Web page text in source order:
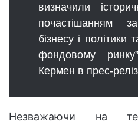
визначили
почастішанням
бізнесу і політики
фондовому
Кермен в прес-
Незважаючи на